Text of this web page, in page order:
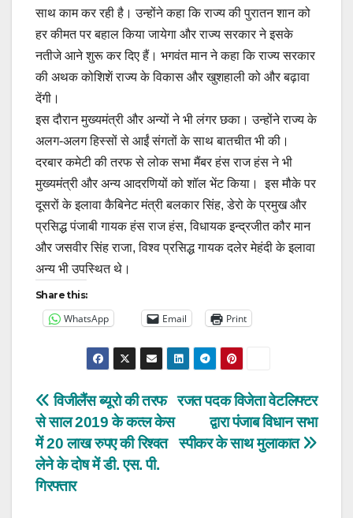
साथ काम कर रही है। उन्होंने कहा कि राज्य की पुरातन शान को
हर कीमत पर बहाल किया जायेगा और राज्य सरकार ने इसके
नतीजे आने शुरू कर दिए हैं। भगवंत मान ने कहा कि राज्य सरकार
की अथक कोशिशें राज्य के विकास और खुशहाली को और बढ़ावा
देंगी।
इस दौरान मुख्यमंत्री और अन्यों ने भी लंगर छका। उन्होंने राज्य के
अलग-अलग हिस्सों से आईं संगतों के साथ बातचीत भी की।
दरबार कमेटी की तरफ से लोक सभा मैंबर हंस राज हंस ने भी
मुख्यमंत्री और अन्य आदरणियों को शॉल भेंट किया। इस मौके पर
दूसरों के इलावा कैबिनेट मंत्री बलकार सिंह, डेरो के प्रमुख और
प्रसिद्ध पंजाबी गायक हंस राज हंस, विधायक इन्द्रजीत कौर मान
और जसवीर सिंह राजा, विश्व प्रसिद्ध गायक दलेर मेहंदी के इलावा
अन्य भी उपस्थित थे।
Share this:
WhatsApp Email Print
Post
navigation
रजत पदक विजेता वेटलिफ्टर
द्वारा पंजाब विधान सभा
स्पीकर के साथ मुलाकात
विजीलैंस ब्यूरो की तरफ
से साल 2019 के कत्ल केस
में 20 लाख रुपए की रिश्वत
लेने के दोष में डी. एस. पी.
गिरफ्तार